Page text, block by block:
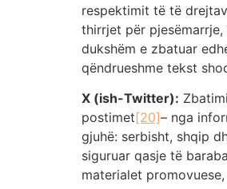
respektimit të të
thirrjet për pjesëmarrje,
dukshëm e zbatuar
qëndrueshme tekst
X (ish-Twitter):
postimet[20]– nga
gjuhë: serbisht, shqip
siguruar qasje të
materialet